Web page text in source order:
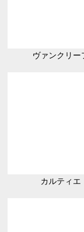
ヴァンクリー
カルティエ